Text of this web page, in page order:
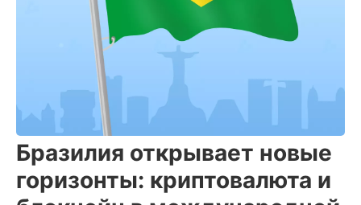
Бразилия открывает новые
горизонты: криптовалюта и